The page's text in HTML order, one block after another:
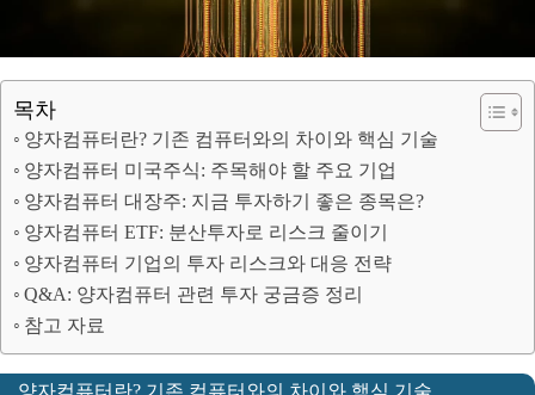
목차
양자컴퓨터란? 기존 컴퓨터와의 차이와 핵심 기술
양자컴퓨터 미국주식: 주목해야 할 주요 기업
양자컴퓨터 대장주: 지금 투자하기 좋은 종목은?
양자컴퓨터 ETF: 분산투자로 리스크 줄이기
양자컴퓨터 기업의 투자 리스크와 대응 전략
Q&A: 양자컴퓨터 관련 투자 궁금증 정리
참고 자료